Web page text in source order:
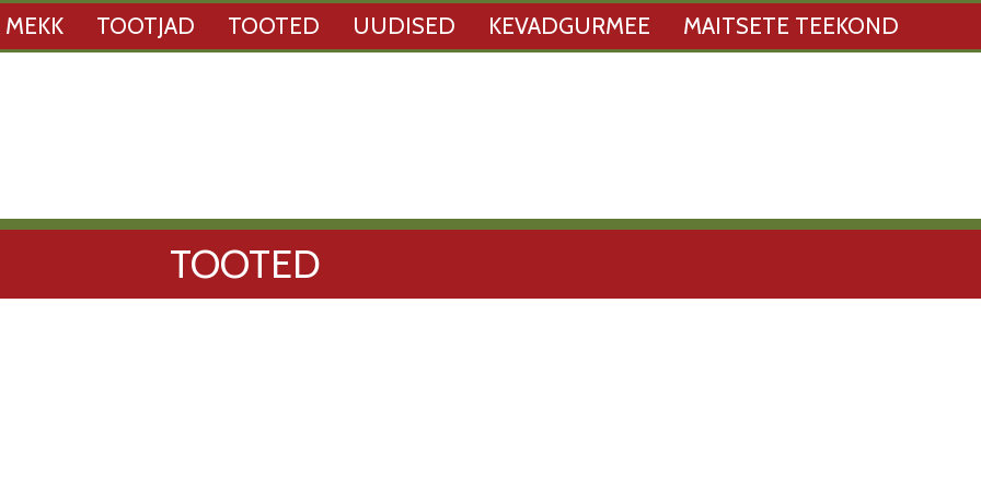
TOOTJAD TOOTED UUDISED KEVADGURMEE MAITSETE TEEKOND
TOOTED